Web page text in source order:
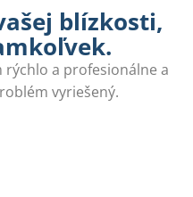
blízkosti,
rýchlo a profesionálne a
vyriešený.